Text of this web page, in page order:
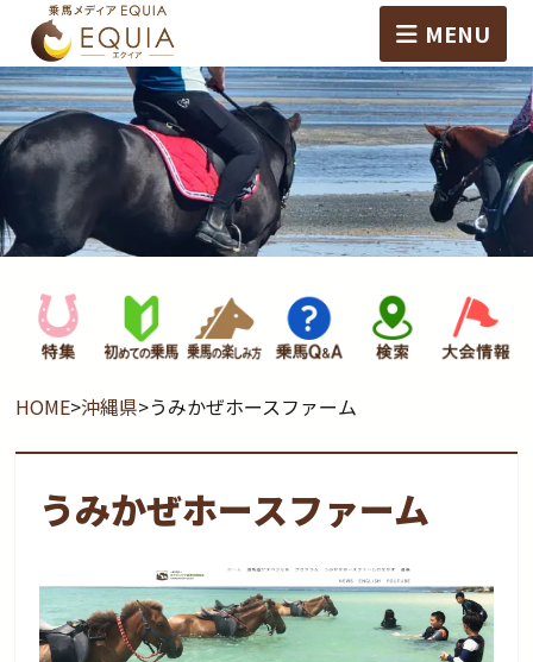
MENU
HOME>沖縄県>うみかぜホースファーム
うみかぜホースファーム